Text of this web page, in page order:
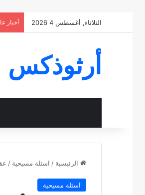
الثلاثاء, أغسطس 4 2026 أخبار
أرثوذكس
الرئيسية / اسئلة مسيحية /
اسئلة مسيحية